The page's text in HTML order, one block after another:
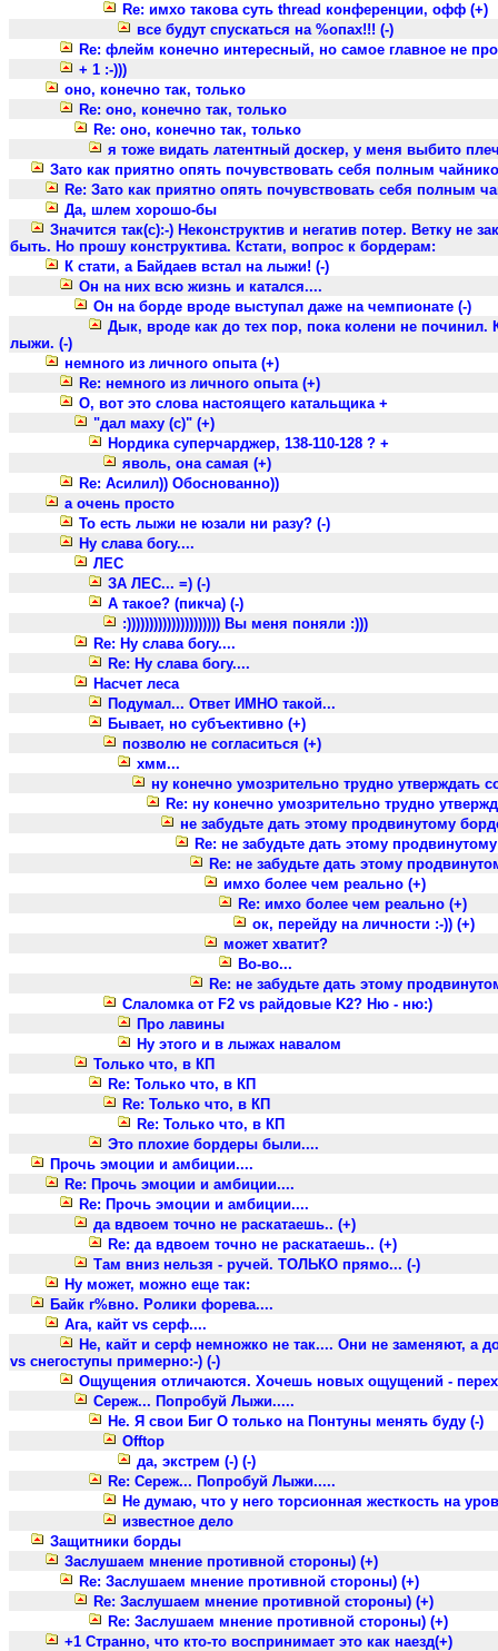
Re: имхо такова суть thread конференции, офф (+)
все будут спускаться на %опах!!! (-)
Re: флейм конечно интересный, но самое главное не
+ 1 :-)))
оно, конечно так, только
Re: оно, конечно так, только
Re: оно, конечно так, только
я тоже видать латентный доскер, у меня выбито
Зато как приятно опять почувствовать себя полным
Re: Зато как приятно опять почувствовать себя полным
Да, шлем хорошо-бы
Значится так(с):-) Неконструктив и негатив потер. Ветку не
быть. Но прошу конструктива. Кстати, вопрос к бордерам:
К стати, а Байдаев встал на лыжи! (-)
Он на них всю жизнь и катался....
Он на борде вроде выступал даже на чемпионате (-)
Дык, вроде как до тех пор, пока колени не починил.
лыжи. (-)
немного из личного опыта (+)
Re: немного из личного опыта (+)
О, вот это слова настоящего катальщика +
"дал маху (с)" (+)
Нордика суперчарджер, 138-110-128 ? +
яволь, она самая (+)
Re: Асилил)) Обоснованно))
а очень просто
То есть лыжи не юзали ни разу? (-)
Ну слава богу....
ЛЕС
ЗА ЛЕС... =) (-)
А такое? (пикча) (-)
:))))))))))))))))))))) Вы меня поняли :)))
Re: Ну слава богу....
Re: Ну слава богу....
Насчет леса
Подумал... Ответ ИМНО такой...
Бывает, но субъективно (+)
позволю не согласиться (+)
хмм...
ну конечно умозрительно трудно утверждать
Re: ну конечно умозрительно трудно
не забудьте дать этому продвинутому
Re: не забудьте дать этому
Re: не забудьте дать этому
имхо более чем реально (+)
Re: имхо более чем реально (+)
ок, перейду на личности :-)) (+)
может хватит?
Во-во...
Re: не забудьте дать этому
Слаломка от F2 vs райдовые K2? Ню - ню:)
Про лавины
Ну этого и в лыжах навалом
Только что, в КП
Re: Только что, в КП
Re: Только что, в КП
Re: Только что, в КП
Это плохие бордеры были....
Прочь эмоции и амбиции....
Re: Прочь эмоции и амбиции....
Re: Прочь эмоции и амбиции....
да вдвоем точно не раскатаешь.. (+)
Re: да вдвоем точно не раскатаешь.. (+)
Там вниз нельзя - ручей. ТОЛЬКО прямо... (-)
Ну может, можно еще так:
Байк г%вно. Ролики форева....
Ага, кайт vs серф....
Не, кайт и серф немножко не так.... Они не заменяют, а
vs снегоступы примерно:-) (-)
Ощущения отличаются. Хочешь новых ощущений -
Сереж... Попробуй Лыжи.....
Не. Я свои Биг О только на Понтуны менять буду (-)
Offtop
да, экстрем (-) (-)
Re: Сереж... Попробуй Лыжи.....
Не думаю, что у него торсионная жесткость на
известное дело
Защитники борды
Заслушаем мнение противной стороны) (+)
Re: Заслушаем мнение противной стороны) (+)
Re: Заслушаем мнение противной стороны) (+)
Re: Заслушаем мнение противной стороны) (+)
+1 Странно, что кто-то воспринимает это как наезд(+)